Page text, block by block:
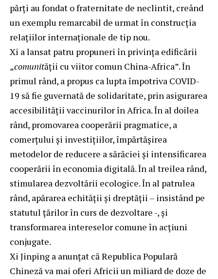
părți au fondat o fraternitate de neclintit, creând
un exemplu remarcabil de urmat în construcția
relațiilor internaționale de tip nou.
Xi a lansat patru propuneri în privința edificării
„comunității cu viitor comun China-Africa”. În
primul rând, a propus ca lupta împotriva COVID-
19 să fie guvernată de solidaritate, prin asigurarea
accesibilității vaccinurilor în Africa. În al doilea
rând, promovarea cooperării pragmatice, a
comerțului și investițiilor, împărtășirea
metodelor de reducere a sărăciei și intensificarea
cooperării în economia digitală. În al treilea rând,
stimularea dezvoltării ecologice. În al patrulea
rând, apărarea echității și dreptății – insistând pe
statutul țărilor în curs de dezvoltare -, și
transformarea intereselor comune în acțiuni
conjugate.
Xi Jinping a anunțat că Republica Populară
Chineză va mai oferi Africii un miliard de doze de